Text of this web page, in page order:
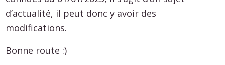
d’actualité, il peut donc y avoir des
modifications.
Bonne route :)